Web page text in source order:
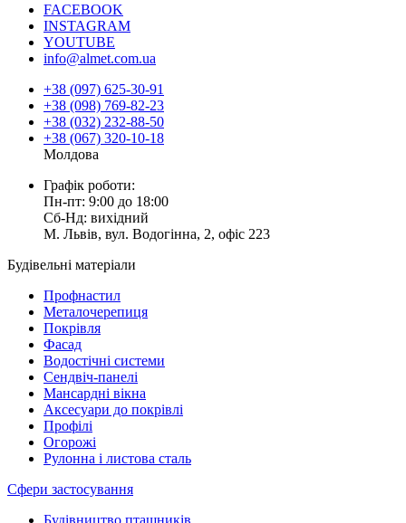
FACEBOOK
INSTAGRAM
YOUTUBE
info@almet.com.ua
+38 (097) 625-30-91
+38 (098) 769-82-23
+38 (032) 232-88-50
+38 (067) 320-10-18
Молдова
Графік роботи:
Пн-пт: 9:00 до 18:00
Сб-Нд: вихідний
М. Львів, вул. Водогінна, 2, офіс 223
Будівельні матеріали
Профнастил
Металочерепиця
Покрівля
Фасад
Водостічні системи
Сендвіч-панелі
Мансардні вікна
Аксесуари до покрівлі
Профілі
Огорожі
Рулонна і листова сталь
Сфери застосування
Будівництво пташників